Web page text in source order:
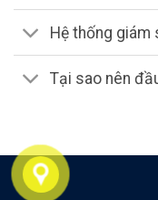
Hệ thống giám
Tại sao nên